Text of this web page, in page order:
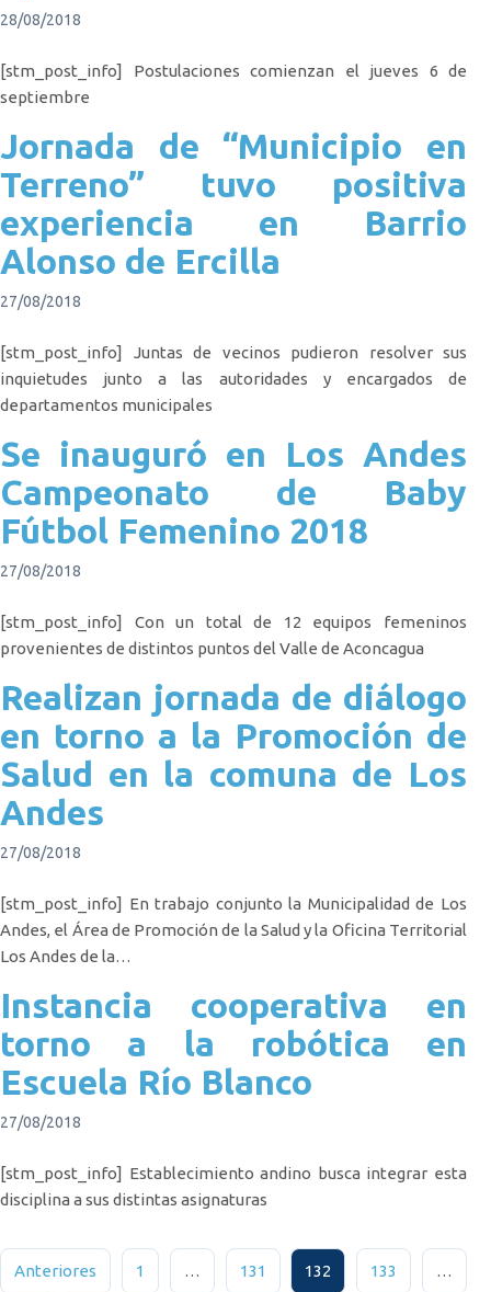
28/08/2018
[stm_post_info] Postulaciones comienzan el jueves 6 de
septiembre
Jornada de “Municipio en
Terreno” tuvo positiva
experiencia en Barrio
Alonso de Ercilla
27/08/2018
[stm_post_info] Juntas de vecinos pudieron resolver sus
inquietudes junto a las autoridades y encargados de
departamentos municipales
Se inauguró en Los Andes
Campeonato de Baby
Fútbol Femenino 2018
27/08/2018
[stm_post_info] Con un total de 12 equipos femeninos
provenientes de distintos puntos del Valle de Aconcagua
Realizan jornada de diálogo
en torno a la Promoción de
Salud en la comuna de Los
Andes
27/08/2018
[stm_post_info] En trabajo conjunto la Municipalidad de Los
Andes, el Área de Promoción de la Salud y la Oficina Territorial
Los Andes de la…
Instancia cooperativa en
torno a la robótica en
Escuela Río Blanco
27/08/2018
[stm_post_info] Establecimiento andino busca integrar esta
disciplina a sus distintas asignaturas
Paginación de entradas
Anteriores 1 … 131 132 133 …